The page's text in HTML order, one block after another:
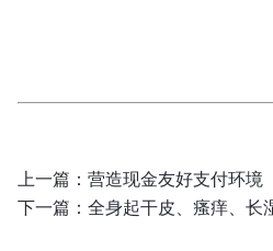
上一篇： 营造现金友好支付环境
下一篇： 全身起干皮、瘙痒、长